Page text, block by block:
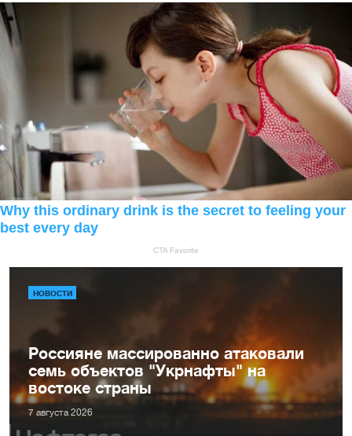
НОВОСТИ
Россияне массированно атаковали
семь объектов "Укрнафты" на
востоке страны
7 августа 2026